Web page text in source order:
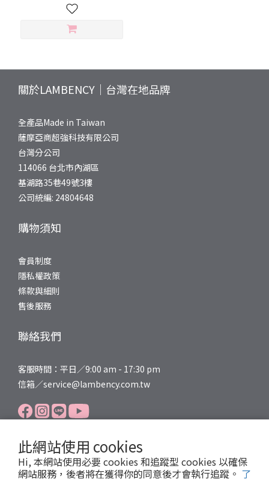
此網站使用 cookies
Hi, 本網站使用必要 cookies 和追蹤型 cookies 以確保
網站服務，後者將在獲得你的同意後才會執行追蹤。 了
關於LAMBENCY｜台灣在地品牌
全產品Made in Taiwan
薩摩亞商超強科技有限公司
台灣分公司
114066 台北市內湖區
基湖路35巷49號3樓
公司統編: 24804648
購物須知
會員制度
隱私權政策
條款與細則
售後服務
聯絡我們
客服時間：平日／9:00 am - 17:30 pm
信箱／service@lambency.com.tw